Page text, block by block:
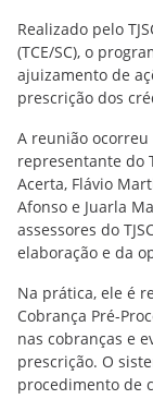
Realizado pelo
(TCE/SC), o
ajuizamento de
prescrição dos
A reunião ocorreu
representante do
Acerta, Flávio
Afonso e Juarla
assessores do
elaboração e da
Na prática, ele é
Cobrança Pré-
nas cobranças e
prescrição. O
procedimento de